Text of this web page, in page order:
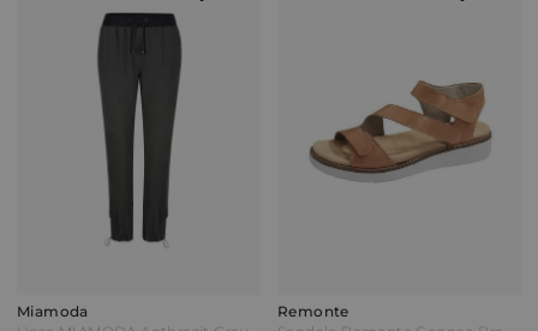
Miamoda
Remonte